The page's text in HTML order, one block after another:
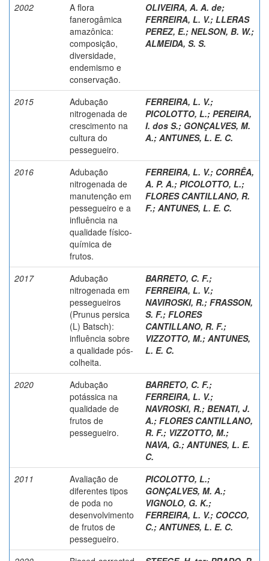
2002
A flora
fanerogâmica
amazônica:
composição,
diversidade,
endemismo e
conservação.
OLIVEIRA, A. A. de;
FERREIRA, L. V.; LLERAS
PEREZ, E.; NELSON, B. W.;
ALMEIDA, S. S.
2015
Adubação
nitrogenada de
crescimento na
cultura do
pessegueiro.
FERREIRA, L. V.;
PICOLOTTO, L.; PEREIRA,
I. dos S.; GONÇALVES, M.
A.; ANTUNES, L. E. C.
2016
Adubação
nitrogenada de
manutenção em
pessegueiro e a
influência na
qualidade físico-
química de
frutos.
FERREIRA, L. V.; CORRÊA,
A. P. A.; PICOLOTTO, L.;
FLORES CANTILLANO, R.
F.; ANTUNES, L. E. C.
2017
Adubação
nitrogenada em
pessegueiros
(Prunus persica
(L) Batsch):
influência sobre
a qualidade pós-
colheita.
BARRETO, C. F.;
FERREIRA, L. V.;
NAVIROSKI, R.; FRASSON,
S. F.; FLORES
CANTILLANO, R. F.;
VIZZOTTO, M.; ANTUNES,
L. E. C.
2020
Adubação
potássica na
qualidade de
frutos de
pessegueiro.
BARRETO, C. F.;
FERREIRA, L. V.;
NAVROSKI, R.; BENATI, J.
A.; FLORES CANTILLANO,
R. F.; VIZZOTTO, M.;
NAVA, G.; ANTUNES, L. E.
C.
2011
Avaliação de
diferentes tipos
de poda no
desenvolvimento
de frutos de
pessegueiro.
PICOLOTTO, L.;
GONÇALVES, M. A.;
VIGNOLO, G. K.;
FERREIRA, L. V.; COCCO,
C.; ANTUNES, L. E. C.